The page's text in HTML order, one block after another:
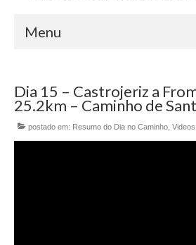
Menu
Tudo sobre o Caminho
Internet no Caminho
Dia 15 – Castrojeriz a
25.2km – Caminho de
postado em: Resumo do Dia no Caminho